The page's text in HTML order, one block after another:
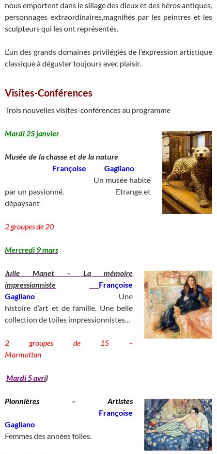
nous emportent dans le sillage des dieux et des héros antiques,
personnages extraordinaires,magnifiés par les peintres et les
sculpteurs qui les ont représentés.
L’un des grands domaines privilégiés de l’expression artistique
classique à déguster toujours avec plaisir.
Visites-Conférences
Trois nouvelles visites-conférences au programme
Mardi 25 janvier
Musée de la chasse et de la nature
Françoise Gagliano
Un musée habité
par un passionné.
Etrange et
dépaysant
2 groupes de 20
Mercredi 9 mars
Julie Manet – La mémoire
impressionniste
Françoise
Gagliano
Une
histoire d’art et de famille. Une belle
collection de toiles impressionnistes…
2 groupes de 15 –
Marmottan
Mardi 5 avril
Pionnières – Artistes
Françoise
Gagliano
Femmes des années folles.